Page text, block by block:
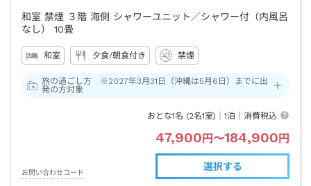
和室 禁煙 ３階 海側 シャワーユニット／シャワー付（内風呂
なし） 10畳
和室 夕食/朝食付き 禁煙
旅の過ごし方 ※2027年3月31日（沖縄は5月6日）までに出
発の方対象
おとな1名 (2名1室)｜1泊 ｜消費税込
47,900 円 〜184,900 円
お問い合わせコード
選択する